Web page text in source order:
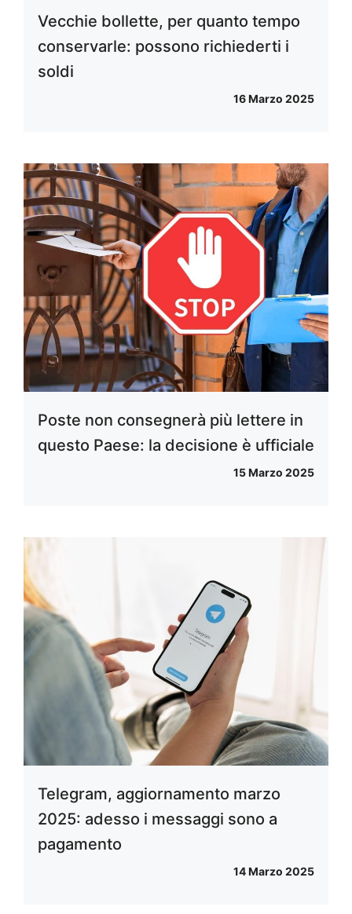
Vecchie bollette, per quanto tempo
conservarle: possono richiederti i
soldi
16 Marzo 2025
Poste non consegnerà più lettere in
questo Paese: la decisione è ufficiale
15 Marzo 2025
Telegram, aggiornamento marzo
2025: adesso i messaggi sono a
pagamento
14 Marzo 2025